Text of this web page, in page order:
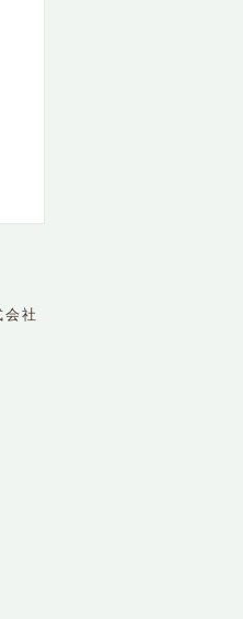
社